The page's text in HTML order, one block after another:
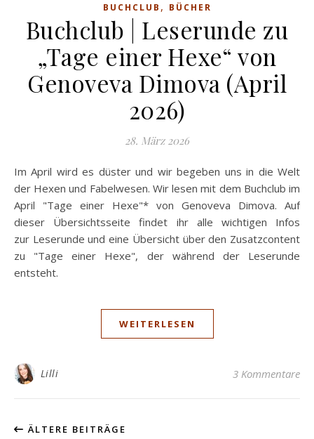
BUCHCLUB , BÜCHER
Buchclub | Leserunde zu
„Tage einer Hexe“ von
Genoveva Dimova (April
2026)
28. März 2026
Im April wird es düster und wir begeben uns in die Welt
der Hexen und Fabelwesen. Wir lesen mit dem Buchclub im
April "Tage einer Hexe"* von Genoveva Dimova. Auf
dieser Übersichtsseite findet ihr alle wichtigen Infos
zur Leserunde und eine Übersicht über den Zusatzcontent
zu "Tage einer Hexe", der während der Leserunde
entsteht.
WEITERLESEN
Lilli 3 Kommentare
ÄLTERE BEITRÄGE